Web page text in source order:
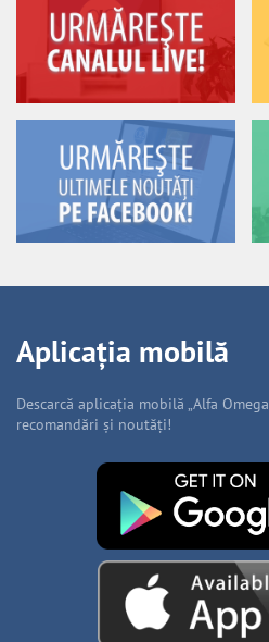
Aplicația mobilă
Descarcă aplicația mobilă „Alfa
recomandări și noutăți!